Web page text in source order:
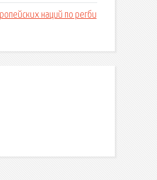
наций по регби